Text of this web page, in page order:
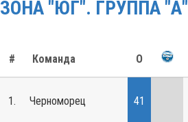
ЗОНА "ЮГ". ГРУППА "А"
# Команда О
1. Черноморец 41